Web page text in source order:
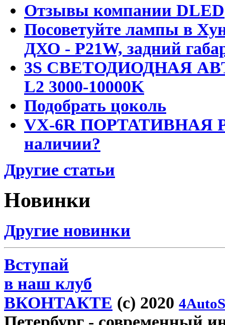
Отзывы компании DLED
Посоветуйте лампы в
ДХО - P21W, задний
3S СВЕТОДИОДНАЯ
L2 3000-10000K
Подобрать цоколь
VX-6R ПОРТАТИВНАЯ
наличии?
Другие статьи
Новинки
Другие новинки
Вступай
в наш клуб
ВКОНТАКТЕ (c) 2020